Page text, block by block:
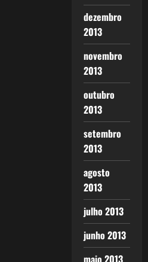
dezembro
2013
novembro
2013
outubro
2013
setembro
2013
agosto
2013
julho 2013
junho 2013
maio 2013